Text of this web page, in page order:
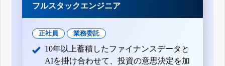
フルスタックエンジニア
正社員 業務委託
10年以上蓄積したファイナンスデータと
AIを掛け合わせて、投資の意思決定を加